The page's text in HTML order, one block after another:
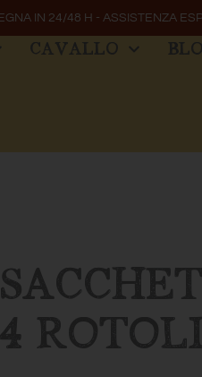
IN 24/48 H - ASSISTENZA
CAVALLO
4